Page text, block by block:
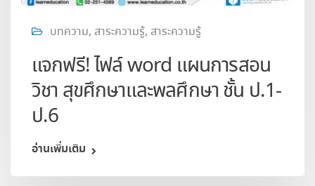
บทความ, สาระความรู้, สาระความรู้
แจกฟรี! ไฟล์ word แผนการสอน
วิชา สุขศึกษาและพลศึกษา ชั้น ป.1-
ป.6
อ่านเพิ่มเติม